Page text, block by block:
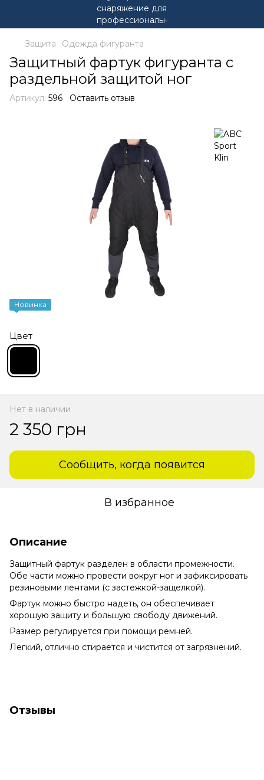
Защита Одежда фигуранта
Защитный фартук фигуранта с
раздельной защитой ног
Артикул: 596 Оставить отзыв
Новинка
Цвет
Нет в наличии
2 350 грн
Сообщить, когда появится
В избранное
Описание
Защитный фартук разделен в области промежности.
Обе части можно провести вокруг ног и зафиксировать
резиновыми лентами (с застежкой-защелкой).
Фартук можно быстро надеть, он обеспечивает
хорошую защиту и большую свободу движений.
Размер регулируется при помощи ремней.
Легкий, отлично стирается и чистится от загрязнений.
Отзывы